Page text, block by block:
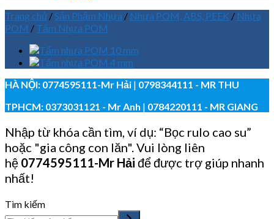
Trang chủ /Sản Phẩm Nhựa / Nhựa POM, ABS, PEEK / Nhựa
POM / Tấm Nhựa POM
HÀ NỘI: 0774595111-Mr Hải | 0798344111 - MR THU
TPHCM: 0373031121 - Mr Anh | 0784220111 - MR GIANG
Nhập từ khóa cần tìm, ví dụ: “Bọc rulo cao su”
hoặc "gia công con lăn". Vui lòng liên
hệ 0774595111-Mr Hải để được trợ giúp nhanh
nhất!
Tìm kiếm